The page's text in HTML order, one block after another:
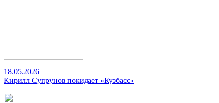
18.05.2026
Кирилл Супрунов покидает «Кузбасс»